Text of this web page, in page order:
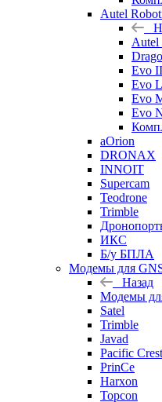
Autel
Autel
Evo II
Evo
Evo
Evo
aOrion
DRONAX
INNOIT
Supercam
Teodrone
Trimble
ИКС
Б/у БПЛА
Модемы для
Назад
Модемы
Satel
Trimble
Javad
Pacific Crest
PrinCe
Harxon
Topcon